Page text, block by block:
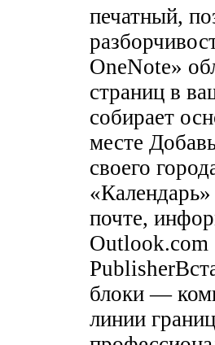
печатный,
OneNote»
страниц в
собирает
месте
своего
почте,
Outlook.com
блоки —
линии